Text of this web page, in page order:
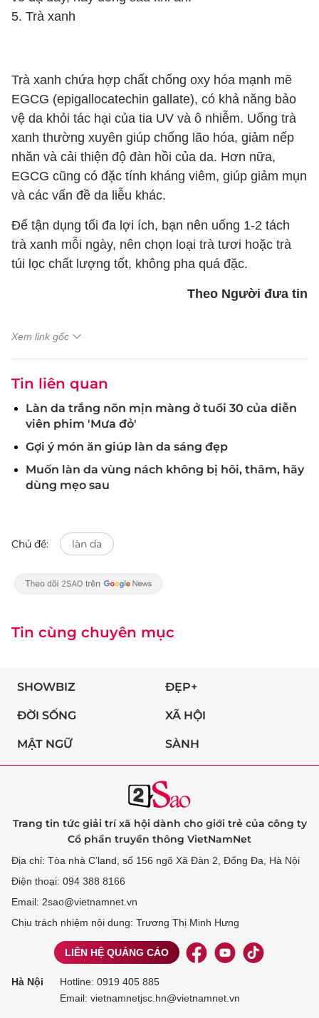
5. Trà xanh
Trà xanh chứa hợp chất chống oxy hóa mạnh mẽ
EGCG (epigallocatechin gallate), có khả năng bảo
vệ da khỏi tác hại của tia UV và ô nhiễm. Uống trà
xanh thường xuyên giúp chống lão hóa, giảm nếp
nhăn và cải thiện độ đàn hồi của da. Hơn nữa,
EGCG cũng có đặc tính kháng viêm, giúp giảm mụn
và các vấn đề da liễu khác.
Để tận dụng tối đa lợi ích, bạn nên uống 1-2 tách
trà xanh mỗi ngày, nên chọn loại trà tươi hoặc trà
túi lọc chất lượng tốt, không pha quá đặc.
Theo Người đưa tin
Xem link gốc
Tin liên quan
Làn da trắng nõn mịn màng ở tuổi 30 của diễn
viên phim 'Mưa đỏ'
Gợi ý món ăn giúp làn da sáng đẹp
Muốn làn da vùng nách không bị hôi, thâm, hãy
dùng mẹo sau
Chủ đề: làn da
Tin cùng chuyên mục
SHOWBIZ ĐẸP+
ĐỜI SỐNG XÃ HỘI
MẬT NGỮ SÀNH
Trang tin tức giải trí xã hội dành cho giới trẻ của công ty
Cổ phần truyền thông VietNamNet
Địa chỉ: Tòa nhà C’land, số 156 ngõ Xã Đàn 2, Đống Đa, Hà Nội
Điện thoại: 094 388 8166
Email: 2sao@vietnamnet.vn
Chịu trách nhiệm nội dung: Trương Thị Minh Hưng
LIÊN HỆ QUẢNG CÁO
Hà Nội Hotline: 0919 405 885
Email: vietnamnetjsc.hn@vietnamnet.vn